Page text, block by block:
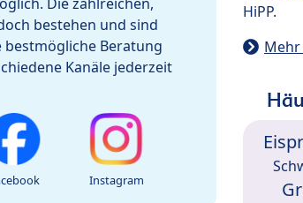
bestehen und sind
Beratung
Kanäle jederzeit
Instagram
HiPP.